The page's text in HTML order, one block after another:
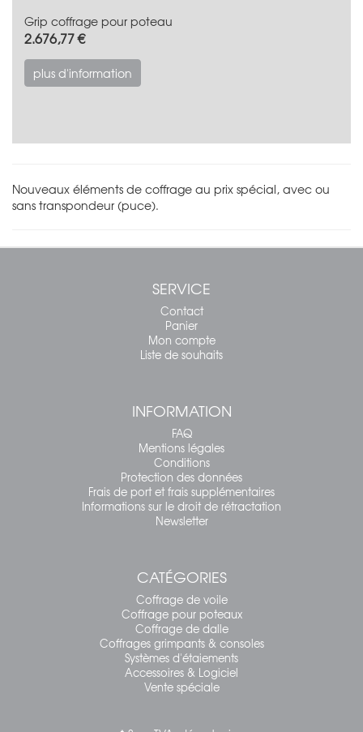
Grip coffrage pour poteau
2.676,77 €
plus d'information
Nouveaux éléments de coffrage au prix spécial, avec ou
sans transpondeur (puce).
SERVICE
Contact
Panier
Mon compte
Liste de souhaits
INFORMATION
FAQ
Mentions légales
Conditions
Protection des données
Frais de port et frais supplémentaires
Informations sur le droit de rétractation
Newsletter
CATÉGORIES
Coffrage de voile
Coffrage pour poteaux
Coffrage de dalle
Coffrages grimpants & consoles
Systèmes d'étaiements
Accessoires & Logiciel
Vente spéciale